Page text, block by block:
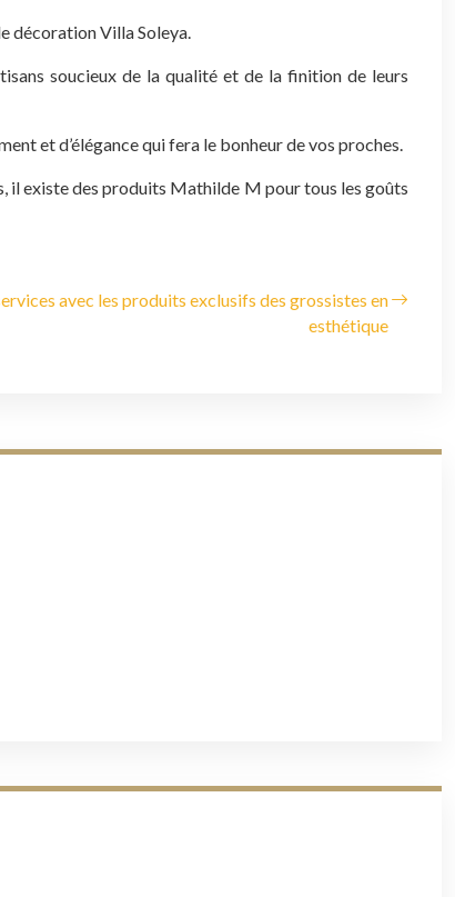
décoration Villa Soleya.
soucieux de la qualité et de la finition de leurs
et d’élégance qui fera le bonheur de vos proches.
il existe des produits Mathilde M pour tous les goûts
avec les produits exclusifs des grossistes en
esthétique